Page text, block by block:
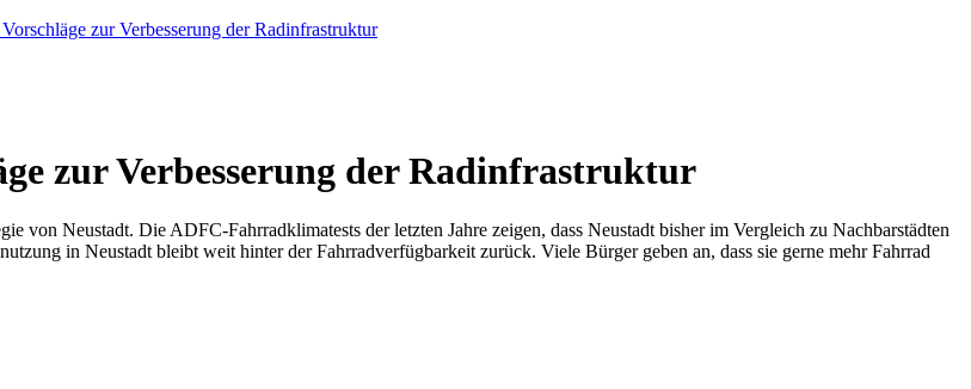
zur Verbesserung der Radinfrastruktur
zur Verbesserung der Radinfrastruktur
von Neustadt. Die ADFC-Fahrradklimatests der letzten Jahre zeigen, dass Neustadt bisher im Vergleich zu Nachbarstädten
in Neustadt bleibt weit hinter der Fahrradverfügbarkeit zurück. Viele Bürger geben an, dass sie gerne mehr Fahrrad